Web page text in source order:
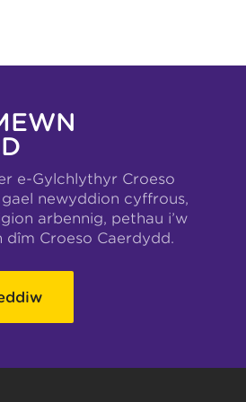
e-Gylchlythyr Croeso
newyddion cyffrous,
arbennig, pethau i’w
dîm Croeso Caerdydd.